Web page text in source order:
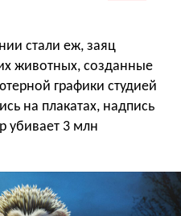
стали еж, заяц
животных, созданные
графики студией
на плакатах, надпись
убивает 3 млн